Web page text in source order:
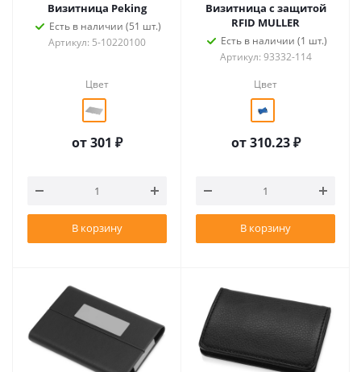
Визитница Peking
Есть в наличии (51 шт.)
Артикул: 5-10220100
Цвет
от301 ₽
В корзину
Визитница с защитой
RFID MULLER
Есть в наличии (1 шт.)
Артикул: 93332-114
Цвет
от310.23 ₽
В корзину